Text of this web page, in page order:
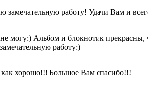
замечательную работу! Удачи Вам и
могу:) Альбом и блокнотик
работу:)
как хорошо!!! Большое Вам спасибо!!!